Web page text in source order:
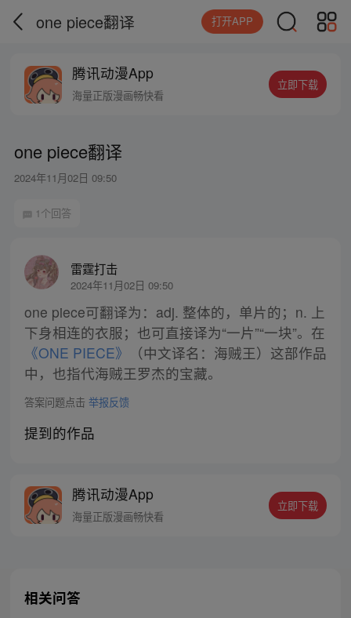
one piece翻译 打开APP
腾讯动漫App
海量正版漫画畅快看
立即下载
one piece翻译
2024年11月02日 09:50
1个回答
雷霆打击
2024年11月02日 09:50
one piece可翻译为：adj. 整体的，单片的；n. 上
下身相连的衣服；也可直接译为“一片”“一块”。在
《ONE PIECE》
（中文译名：海贼王）这部作品
中，也指代海贼王罗杰的宝藏。
答案问题点击 举报反馈
提到的作品
腾讯动漫App
海量正版漫画畅快看
立即下载
相关问答